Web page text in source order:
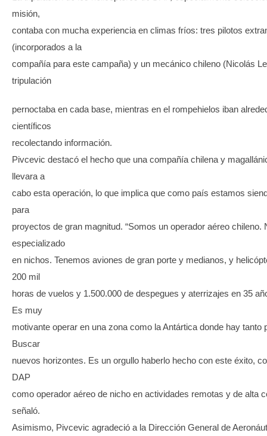
misión,
contaba con mucha experiencia en climas fríos: tres pilotos
(incorporados a la
compañía para este campaña) y un mecánico chileno (Nicolás
tripulación
pernoctaba en cada base, mientras en el rompehielos iban
científicos
recolectando información.
Pivcevic destacó el hecho que una compañía chilena y
llevara a
cabo esta operación, lo que implica que como país estamos
para
proyectos de gran magnitud. “Somos un operador aéreo chileno.
especializado
en nichos. Tenemos aviones de gran porte y medianos, y
200 mil
horas de vuelos y 1.500.000 de despegues y aterrizajes en 35
Es muy
motivante operar en una zona como la Antártica donde hay tanto
Buscar
nuevos horizontes. Es un orgullo haberlo hecho con este éxito,
DAP
como operador aéreo de nicho en actividades remotas y de alta
señaló.
Asimismo, Pivcevic agradeció a la Dirección General de